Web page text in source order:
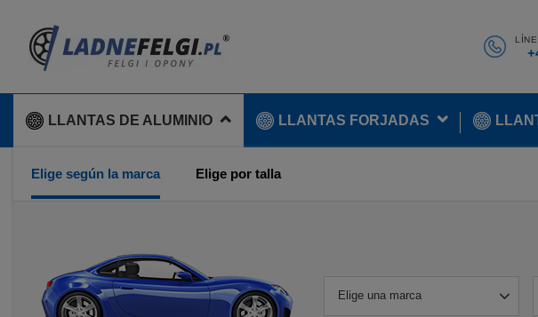
LLANTAS DE ALUMINIO LLANTAS FORJADAS
Elige según la marca Elige por talla
Elige una marca